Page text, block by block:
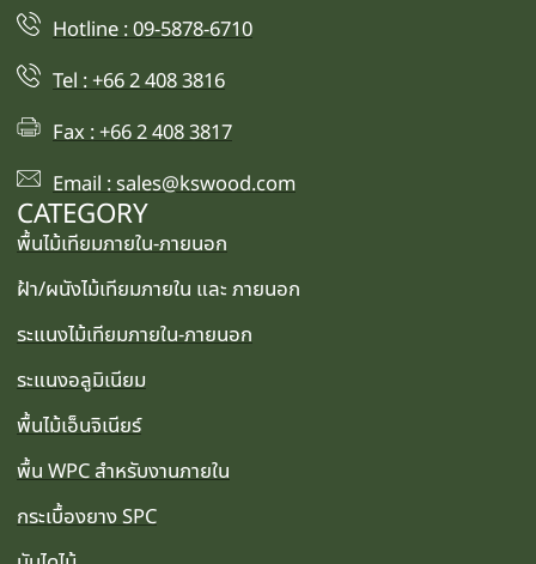
Hotline : 09-5878-6710
Tel : +66 2 408 3816
Fax : +66 2 408 3817
Email : sales@kswood.com
CATEGORY
พื้นไม้เทียมภายใน-ภายนอก
ฝ้า/ผนังไม้เทียมภายใน และ ภายนอก
ระแนงไม้เทียมภายใน-ภายนอก
ระแนงอลูมิเนียม
พื้นไม้เอ็นจิเนียร์
พื้น WPC สำหรับงานภายใน
กระเบื้องยาง SPC